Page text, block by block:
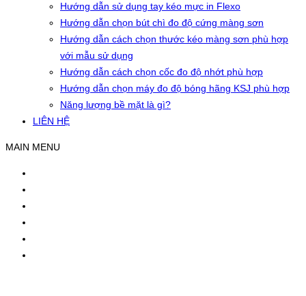
Hướng dẫn sử dụng tay kéo mực in Flexo
Hướng dẫn chọn bút chì đo độ cứng màng sơn
Hướng dẫn cách chọn thước kéo màng sơn phù hợp
với mẫu sử dụng
Hướng dẫn cách chọn cốc đo độ nhớt phù hợp
Hướng dẫn chọn máy đo độ bóng hãng KSJ phù hợp
Năng lượng bề mặt là gì?
LIÊN HỆ
MAIN MENU